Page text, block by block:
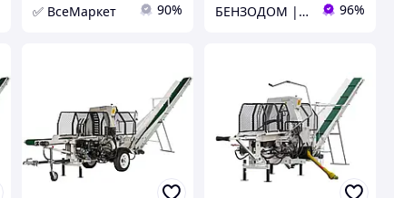
✅ ВсеМаркет 90% БЕНЗОДОМ | садовая техника и электроинструмент 96%